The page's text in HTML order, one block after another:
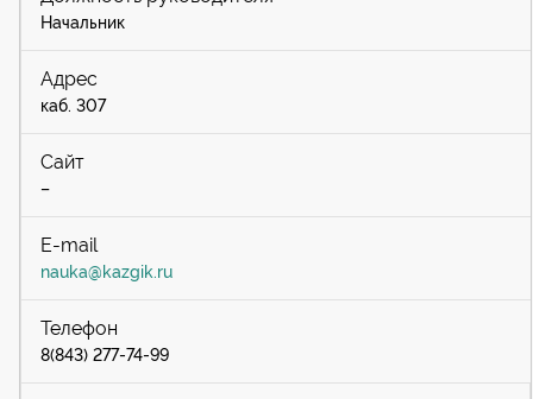
Начальник
каб. 307
–
nauka@kazgik.ru
8(843) 277-74-99